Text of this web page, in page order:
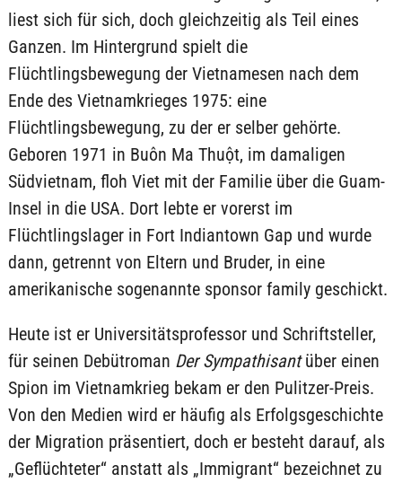
liest sich für sich, doch gleichzeitig als Teil eines
Ganzen. Im Hintergrund spielt die
Flüchtlingsbewegung der Vietnamesen nach dem
Ende des Vietnamkrieges 1975: eine
Flüchtlingsbewegung, zu der er selber gehörte.
Geboren 1971 in Buôn Ma Thuột, im damaligen
Südvietnam, floh Viet mit der Familie über die Guam-
Insel in die USA. Dort lebte er vorerst im
Flüchtlingslager in Fort Indiantown Gap und wurde
dann, getrennt von Eltern und Bruder, in eine
amerikanische sogenannte sponsor family geschickt.
Heute ist er Universitätsprofessor und Schriftsteller,
für seinen Debütroman Der Sympathisantüber einen
Spion im Vietnamkrieg bekam er den Pulitzer-Preis.
Von den Medien wird er häufig als Erfolgsgeschichte
der Migration präsentiert, doch er besteht darauf, als
„Geflüchteter“ anstatt als „Immigrant“ bezeichnet zu